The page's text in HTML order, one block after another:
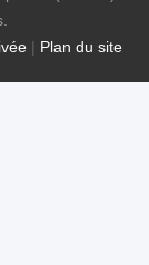
| Plan du site